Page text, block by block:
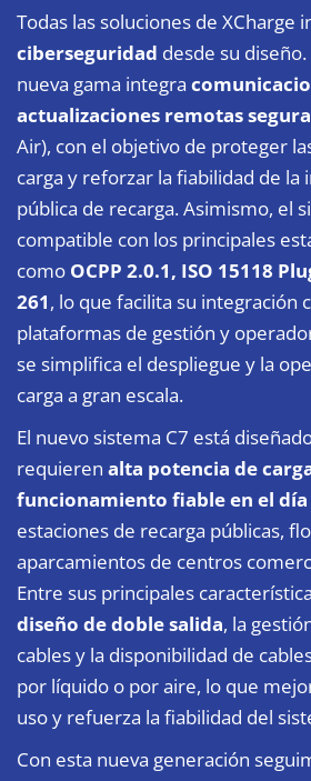
Todas las soluciones de XCharge
ciberseguridad desde su
nueva gama integra
actualizaciones remotas
Air), con el objetivo de proteger
carga y reforzar la fiabilidad de la
pública de recarga. Asimismo, el
compatible con los principales
como OCPP 2.0.1, ISO 15118
261, lo que facilita su integración
plataformas de gestión y
se simplifica el despliegue y la
carga a gran escala.
El nuevo sistema C7 está
requieren alta potencia de
funcionamiento fiable en el día
estaciones de recarga públicas,
aparcamientos de centros
Entre sus principales
diseño de doble salida, la
cables y la disponibilidad de
por líquido o por aire, lo que
uso y refuerza la fiabilidad del
Con esta nueva generación